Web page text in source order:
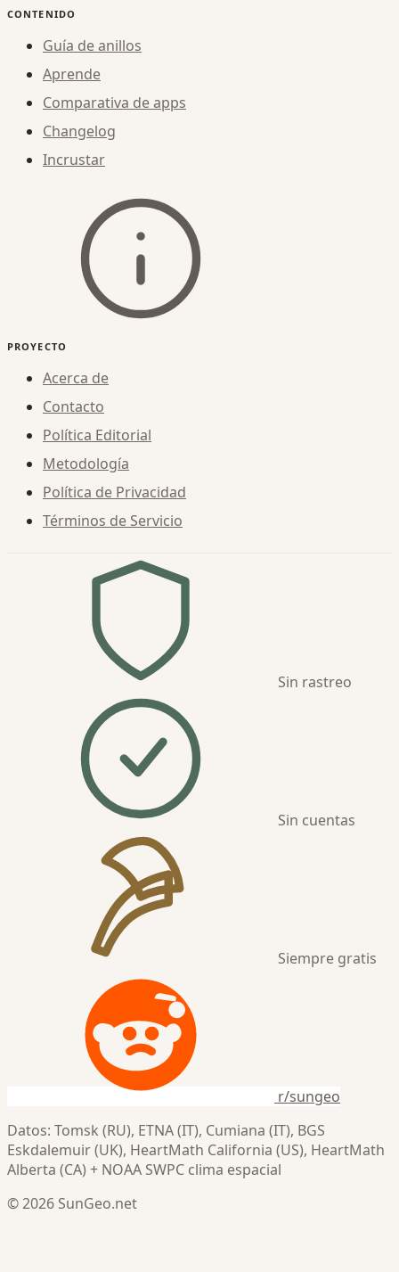
CONTENIDO
Guía de anillos
Aprende
Comparativa de apps
Changelog
Incrustar
PROYECTO
Acerca de
Contacto
Política Editorial
Metodología
Política de Privacidad
Términos de Servicio
Sin rastreo
Sin cuentas
Siempre gratis
r/sungeo
Datos: Tomsk (RU), ETNA (IT), Cumiana (IT), BGS
Eskdalemuir (UK), HeartMath California (US), HeartMath
Alberta (CA) + NOAA SWPC clima espacial
© 2026 SunGeo.net